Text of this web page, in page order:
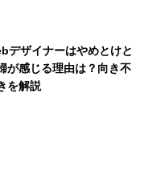
デザイナーはやめとけと
が感じる理由は？向き不
を解説